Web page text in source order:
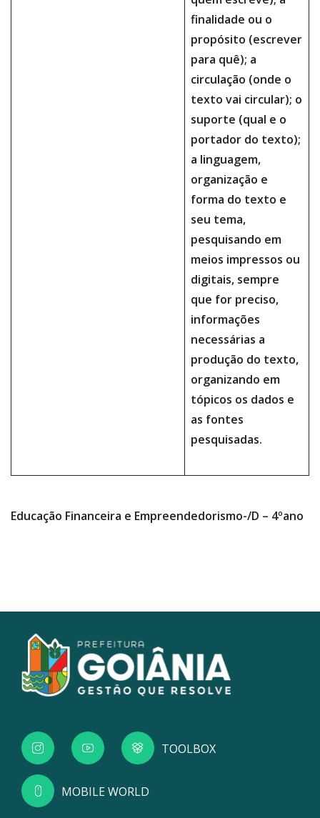
finalidade ou o
propósito (escrever
para quê); a
circulação (onde o
texto vai circular); o
suporte (qual e o
portador do texto);
a linguagem,
organização e
forma do texto e
seu tema,
pesquisando em
meios impressos ou
digitais, sempre
que for preciso,
informações
necessárias a
produção do texto,
organizando em
tópicos os dados e
as fontes
pesquisadas.
Educação Financeira e Empreendedorismo-/D – 4ºano
TOOLBOX
MOBILE WORLD